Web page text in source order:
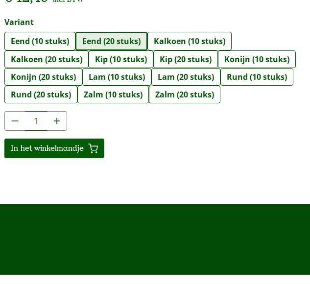
Selecteer
Variant
Eend (10 stuks)
Eend (20 stuks)
Kalkoen (10 stuks)
Kalkoen (20 stuks)
Kip (10 stuks) Kip (20 stuks)
Konijn (10 stuks)
Konijn (20 stuks)
Lam (10 stuks) Lam (20 stuks)
Rund (10 stuks)
Rund (20 stuks)
Zalm (10 stuks) Zalm (20 stuks)
Producthoeveelheid: Voer de gewenste hoeveelheid
In het winkelmandje